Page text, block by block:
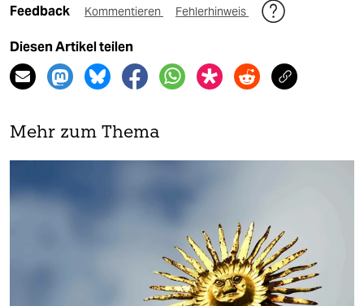
Feedback Kommentieren Fehlerhinweis
Diesen Artikel teilen
Mehr zum Thema